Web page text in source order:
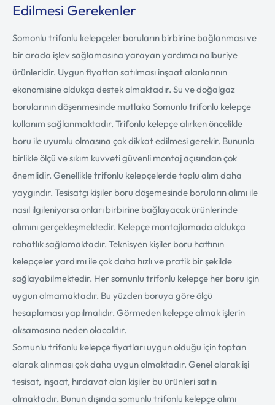
Edilmesi Gerekenler
Somonlu trifonlu kelepçeler boruların birbirine bağlanması ve
bir arada işlev sağlamasına yarayan yardımcı nalburiye
ürünleridir. Uygun fiyattan satılması inşaat alanlarının
ekonomisine oldukça destek olmaktadır. Su ve doğalgaz
borularının döşenmesinde mutlaka Somunlu trifonlu kelepçe
kullanım sağlanmaktadır. Trifonlu kelepçe alırken öncelikle
boru ile uyumlu olmasına çok dikkat edilmesi gerekir. Bununla
birlikle ölçü ve sıkım kuvveti güvenli montaj açısından çok
önemlidir. Genellikle trifonlu kelepçelerde toplu alım daha
yaygındır. Tesisatçı kişiler boru döşemesinde boruların alımı ile
nasıl ilgileniyorsa onları birbirine bağlayacak ürünlerinde
alımını gerçekleşmektedir. Kelepçe montajlamada oldukça
rahatlık sağlamaktadır. Teknisyen kişiler boru hattının
kelepçeler yardımı ile çok daha hızlı ve pratik bir şekilde
sağlayabilmektedir. Her somunlu trifonlu kelepçe her boru için
uygun olmamaktadır. Bu yüzden boruya göre ölçü
hesaplaması yapılmalıdır. Görmeden kelepçe almak işlerin
aksamasına neden olacaktır.
Somunlu trifonlu kelepçe fiyatları uygun olduğu için toptan
olarak alınması çok daha uygun olmaktadır. Genel olarak işi
tesisat, inşaat, hırdavat olan kişiler bu ürünleri satın
almaktadır. Bunun dışında somunlu trifonlu kelepçe alımı